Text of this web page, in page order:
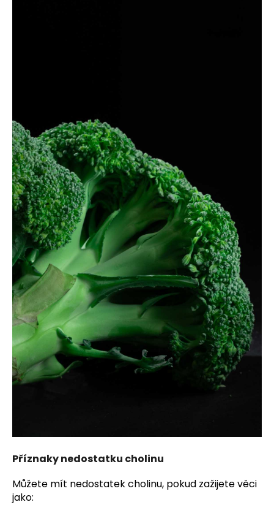
Příznaky nedostatku cholinu
Můžete mít nedostatek cholinu, pokud zažijete věci
jako: